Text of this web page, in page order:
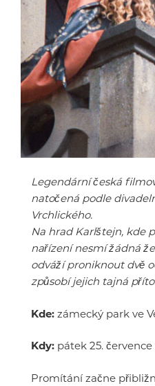
Legendární česká
natočená podle
Vrchlického.
Na hrad Karlštejn, kde
nařízení nesmí žádná
odváží proniknout dvě
způsobí jejich tajná
Kde: zámecký park ve
Kdy: pátek 25. července
Promítání začne